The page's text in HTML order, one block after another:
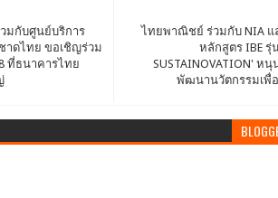
ไทยพาณิชย์ ร่วมกับ NIA แ
หลักสูตร IBE รุ่
SUSTAINOVATION' หนุ
พัฒนานวัตกรรมเพื่
มกับศูนย์บริการ
าดไทย ขอเชิญร่วม
ที่ธนาคารไทย